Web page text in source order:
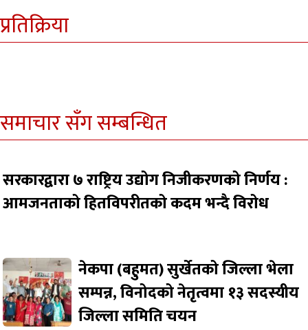
प्रतिक्रिया
समाचार सँग सम्बन्धित
सरकारद्वारा ७ राष्ट्रिय उद्योग निजीकरणको निर्णय :
आमजनताको हितविपरीतको कदम भन्दै विरोध
नेकपा (बहुमत) सुर्खेतको जिल्ला भेला
सम्पन्न, विनोदको नेतृत्वमा १३ सदस्यीय
जिल्ला समिति चयन